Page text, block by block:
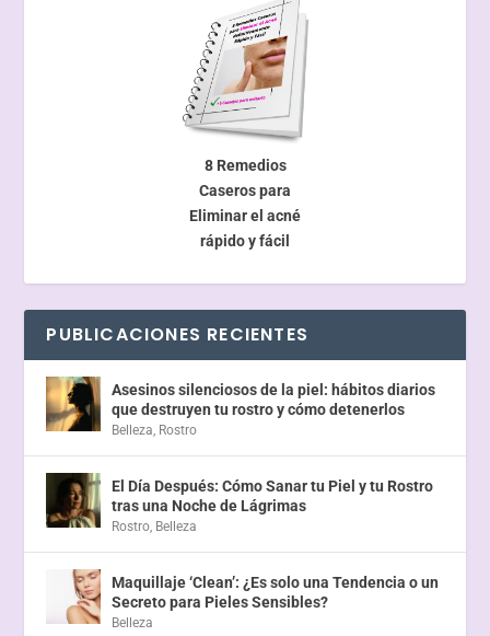
8 Remedios
Caseros para
Eliminar el acné
rápido y fácil
PUBLICACIONES RECIENTES
Asesinos silenciosos de la piel: hábitos diarios
que destruyen tu rostro y cómo detenerlos
Belleza, Rostro
El Día Después: Cómo Sanar tu Piel y tu Rostro
tras una Noche de Lágrimas
Rostro, Belleza
Maquillaje ‘Clean’: ¿Es solo una Tendencia o un
Secreto para Pieles Sensibles?
Belleza